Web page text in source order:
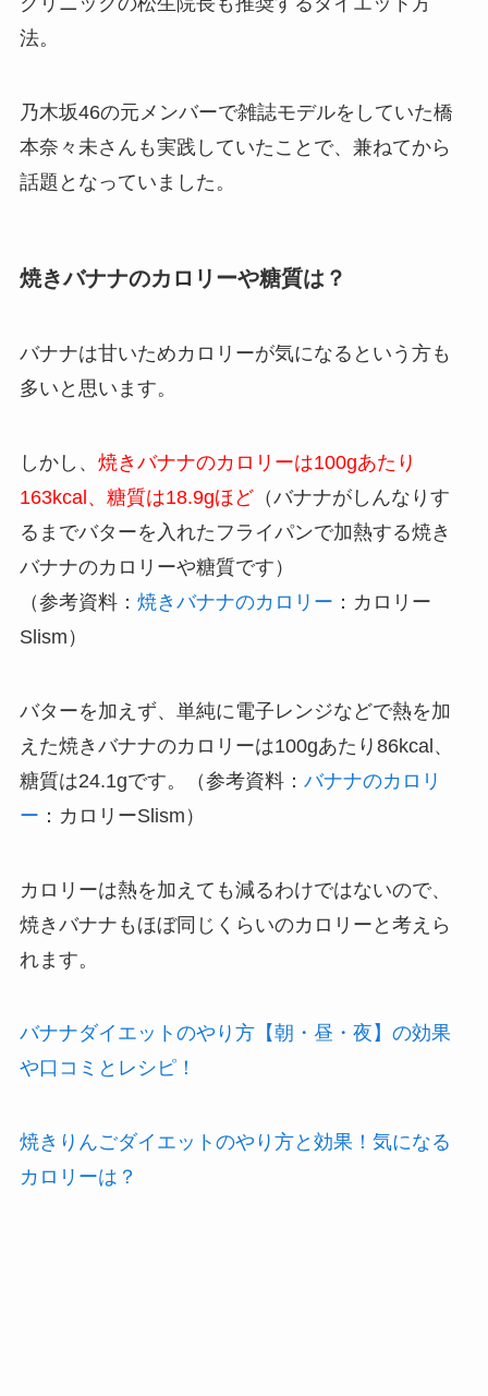
法。
乃木坂46の元メンバーで雑誌モデルをしていた橋
本奈々未さんも実践していたことで、兼ねてから
話題となっていました。
焼きバナナのカロリーや糖質は？
バナナは甘いためカロリーが気になるという方も
多いと思います。
しかし、 焼きバナナのカロリーは100gあたり
163kcal、糖質は18.9gほど（バナナがしんなりす
るまでバターを入れたフライパンで加熱する焼き
バナナのカロリーや糖質です）
（参考資料： 焼きバナナのカロリー ：カロリー
Slism）
バターを加えず、単純に電子レンジなどで熱を加
えた焼きバナナのカロリーは100gあたり86kcal、
糖質は24.1gです。（参考資料： バナナのカロリ
ー ：カロリーSlism）
カロリーは熱を加えても減るわけではないので、
焼きバナナもほぼ同じくらいのカロリーと考えら
れます。
バナナダイエットのやり方【朝・昼・夜】の効果
や口コミとレシピ！
焼きりんごダイエットのやり方と効果！気になる
カロリーは？